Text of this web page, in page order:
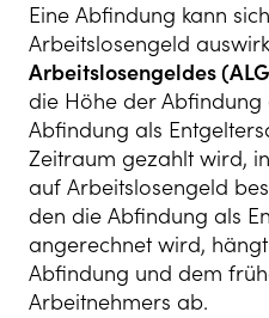
Eine Abfindung kann
Arbeitslosengeld
Arbeitslosengeldes
die Höhe der Abfindung
Abfindung als
Zeitraum gezahlt wird,
auf Arbeitslosengeld
den die Abfindung als
angerechnet wird,
Abfindung und dem
Arbeitnehmers ab.